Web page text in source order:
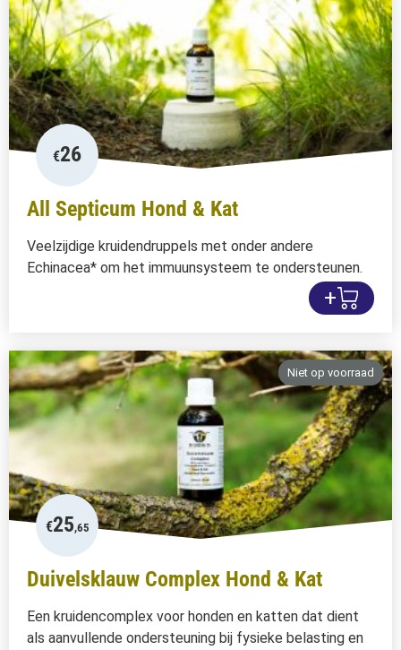
€26
All Septicum Hond & Kat
Veelzijdige kruidendruppels met onder andere
Echinacea* om het immuunsysteem te ondersteunen.
+
€25,65
Niet op voorraad
Duivelsklauw Complex Hond & Kat
Een kruidencomplex voor honden en katten dat dient
als aanvullende ondersteuning bij fysieke belasting en